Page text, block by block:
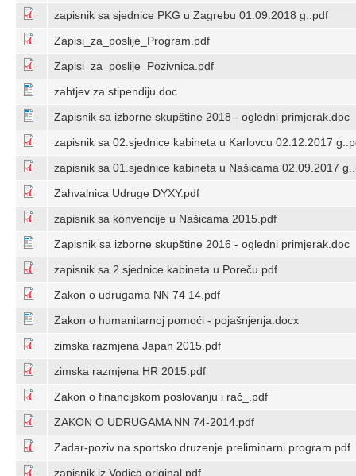
zapisnik sa sjednice PKG u Zagrebu 01.09.2018 g..pdf
Zapisi_za_poslije_Program.pdf
Zapisi_za_poslije_Pozivnica.pdf
zahtjev za stipendiju.doc
Zapisnik sa izborne skupštine 2018 - ogledni primjerak.doc
zapisnik sa 02.sjednice kabineta u Karlovcu 02.12.2017
zapisnik sa 01.sjednice kabineta u Našicama 02.09.2017
Zahvalnica Udruge DYXY.pdf
zapisnik sa konvencije u Našicama 2015.pdf
Zapisnik sa izborne skupštine 2016 - ogledni primjerak.doc
zapisnik sa 2.sjednice kabineta u Poreču.pdf
Zakon o udrugama NN 74 14.pdf
Zakon o humanitarnoj pomoći - pojašnjenja.docx
zimska razmjena Japan 2015.pdf
zimska razmjena HR 2015.pdf
Zakon o financijskom poslovanju i rač_.pdf
ZAKON O UDRUGAMA NN 74-2014.pdf
Zadar-poziv na sportsko druzenje preliminarni program.pdf
zapisnik iz Vodica original.pdf